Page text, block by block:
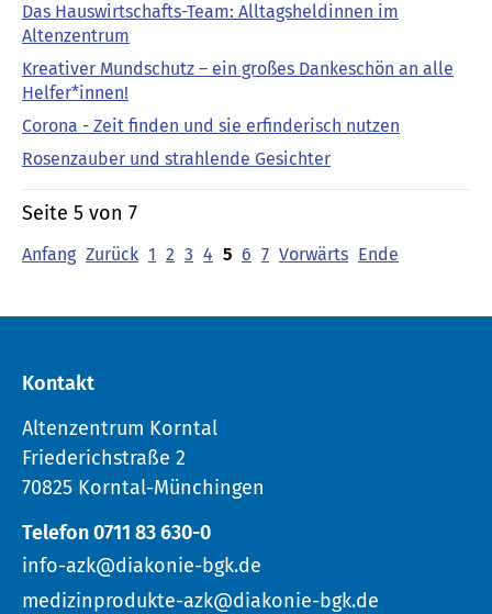
Das Hauswirtschafts-Team: Alltagsheldinnen im
Altenzentrum
Kreativer Mundschutz – ein großes Dankeschön an alle
Helfer*innen!
Corona - Zeit finden und sie erfinderisch nutzen
Rosenzauber und strahlende Gesichter
Seite 5 von 7
Anfang Zurück 1 2 3 4 5 6 7 Vorwärts Ende
Kontakt
Altenzentrum Korntal
Friederichstraße 2
70825 Korntal-Münchingen
Telefon 0711 83 630-0
info-azk@diakonie-bgk.de
medizinprodukte-azk@diakonie-bgk.de